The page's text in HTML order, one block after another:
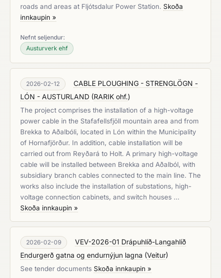
roads and areas at Fljótsdalur Power Station. Skoða
innkaupin »
Nefnt seljendur:
Austurverk ehf
2026-02-12
CABLE PLOUGHING - STRENGLÖGN -
LÓN - AUSTURLAND (RARIK ohf.)
The project comprises the installation of a high-voltage
power cable in the Stafafellsfjöll mountain area and from
Brekka to Aðalbóli, located in Lón within the Municipality
of Hornafjörður. In addition, cable installation will be
carried out from Reyðará to Holt. A primary high-voltage
cable will be installed between Brekka and Aðalból, with
subsidiary branch cables connected to the main line. The
works also include the installation of substations, high-
voltage connection cabinets, and switch houses …
Skoða innkaupin »
2026-02-09
VEV-2026-01 Drápuhlíð-Langahlíð
Endurgerð gatna og endurnýjun lagna (Veitur)
See tender documents Skoða innkaupin »